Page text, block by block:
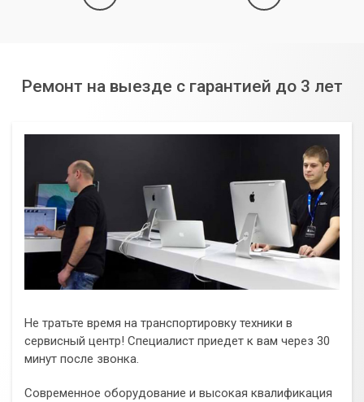
Оперативный выезд мастера в любой район Киева и
нестандартные задачи.
Предоставление гарантии на выполненные работы и
установленные комплектующие.
Индивидуальный подход к каждому клиенту и каждой
проблеме.
Стремление к максимально быстрому и эффективному
устранению неисправности.
жизни. Обратитесь в «Компьютерный Мастер», и мы
обеспечим надежное беспроводное подключение для
вашего компьютера.
Ремонт на выезде с гарантией до 3 лет
Не тратьте время на транспортировку техники в
сервисный центр! Специалист приедет к вам через 30
минут после звонка.
Современное оборудование и высокая квалификация